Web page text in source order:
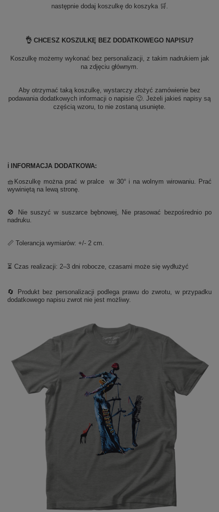
następnie dodaj koszulkę do koszyka 🛒.
👌 CHCESZ KOSZULKĘ BEZ DODATKOWEGO NAPISU?
Koszulkę możemy wykonać bez personalizacji, z takim nadrukiem jak
na zdjęciu głównym.
Aby otrzymać taką koszulkę, wystarczy złożyć zamówienie bez
podawania dodatkowych informacji o napisie 🙂. Jeżeli jakieś napisy są
częścią wzoru, to nie zostaną usunięte.
ℹ️ INFORMACJA DODATKOWA:
🧺Koszulkę można prać w pralce w 30° i na wolnym wirowaniu. Prać
wywiniętą na lewą stronę.
🚫 Nie suszyć w suszarce bębnowej, Nie prasować bezpośrednio po
nadruku.
📏 Tolerancja wymiarów: +/- 2 cm.
⏳ Czas realizacji: 2–3 dni robocze, czasami może się wydłużyć
🔄 Produkt bez personalizacji podlega prawu do zwrotu, w przypadku
dodatkowego napisu zwrot nie jest możliwy.